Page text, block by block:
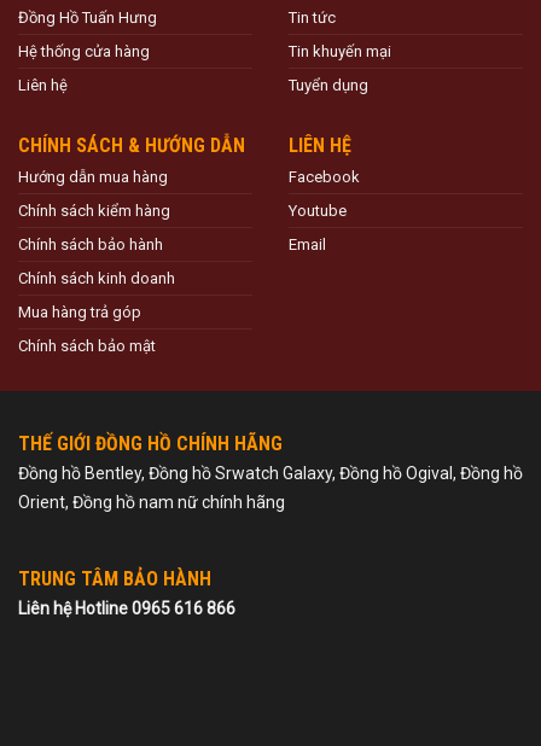
Đồng Hồ Tuấn Hưng
Hệ thống cửa hàng
Liên hệ
Tin tức
Tin khuyến mại
Tuyển dụng
CHÍNH SÁCH & HƯỚNG DẪN
Hướng dẫn mua hàng
Chính sách kiểm hàng
Chính sách bảo hành
Chính sách kinh doanh
Mua hàng trả góp
Chính sách bảo mật
LIÊN HỆ
Facebook
Youtube
Email
THẾ GIỚI ĐỒNG HỒ CHÍNH HÃNG
Đồng hồ Bentley, Đồng hồ Srwatch Galaxy, Đồng hồ Ogival, Đồng hồ
Orient, Đồng hồ nam nữ chính hãng
TRUNG TÂM BẢO HÀNH
Liên hệ Hotline 0965 616 866